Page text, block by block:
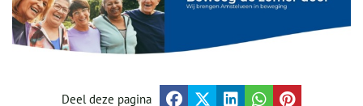
Deel deze pagina